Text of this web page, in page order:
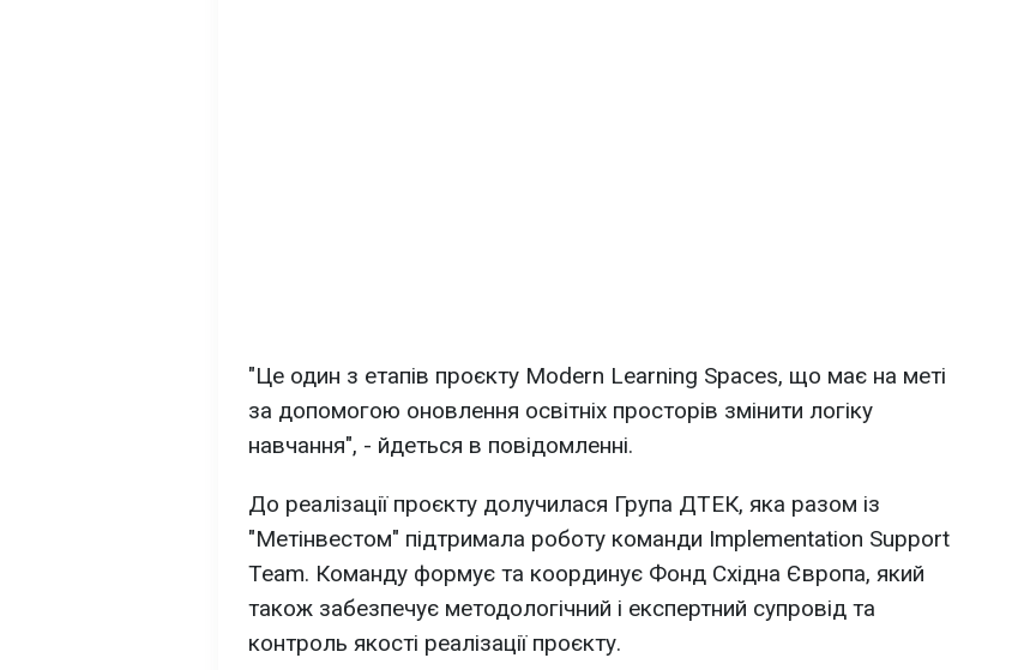
"Це один з етапів проєкту Modern Learning Spaces, що має на меті
за допомогою оновлення освітніх просторів змінити логіку
навчання", - йдеться в повідомленні.
До реалізації проєкту долучилася Група ДТЕК, яка разом із
"Метінвестом" підтримала роботу команди Implementation Support
Team. Команду формує та координує Фонд Східна Європа, який
також забезпечує методологічний і експертний супровід та
контроль якості реалізації проєкту.